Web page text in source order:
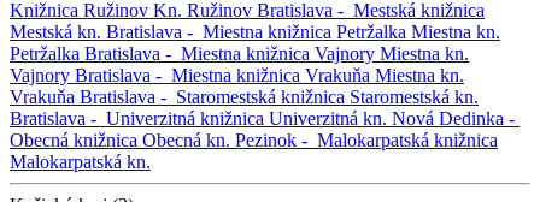
Knižnica Ružinov Kn. Ružinov Bratislava - Mestská knižnica
Mestská kn. Bratislava - Miestna knižnica Petržalka Miestna kn.
Petržalka Bratislava - Miestna knižnica Vajnory Miestna kn.
Vajnory Bratislava - Miestna knižnica Vrakuňa Miestna kn.
Vrakuňa Bratislava - Staromestská knižnica Staromestská kn.
Bratislava - Univerzitná knižnica Univerzitná kn. Nová Dedinka -
Obecná knižnica Obecná kn. Pezinok - Malokarpatská knižnica
Malokarpatská kn.